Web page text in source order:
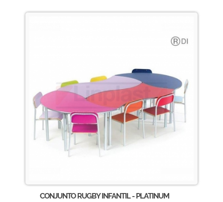
CONJUNTO RUGBY INFANTIL - PLATINUM